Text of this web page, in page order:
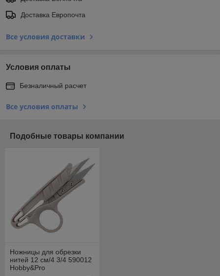
Доставка Европочта
Все условия доставки
Условия оплаты
Безналичный расчет
Все условия оплаты
Подобные товары компании
Ножницы для обрезки
нитей 12 см/4 3/4 590012
Hobby&Pro